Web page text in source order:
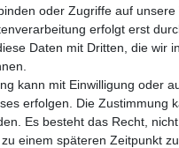
oder Zugriffe auf unsere
erfolgt erst
Daten mit Dritten, die wir
kann mit Einwilligung oder
erfolgen. Die Zustimmung
Es besteht das Recht,
einem späteren Zeitpunkt